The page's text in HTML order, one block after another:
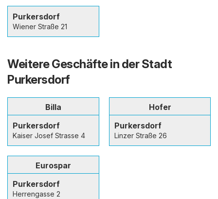
Purkersdorf
Wiener Straße 21
Weitere Geschäfte in der Stadt
Purkersdorf
Billa
Purkersdorf
Kaiser Josef Strasse 4
Hofer
Purkersdorf
Linzer Straße 26
Eurospar
Purkersdorf
Herrengasse 2